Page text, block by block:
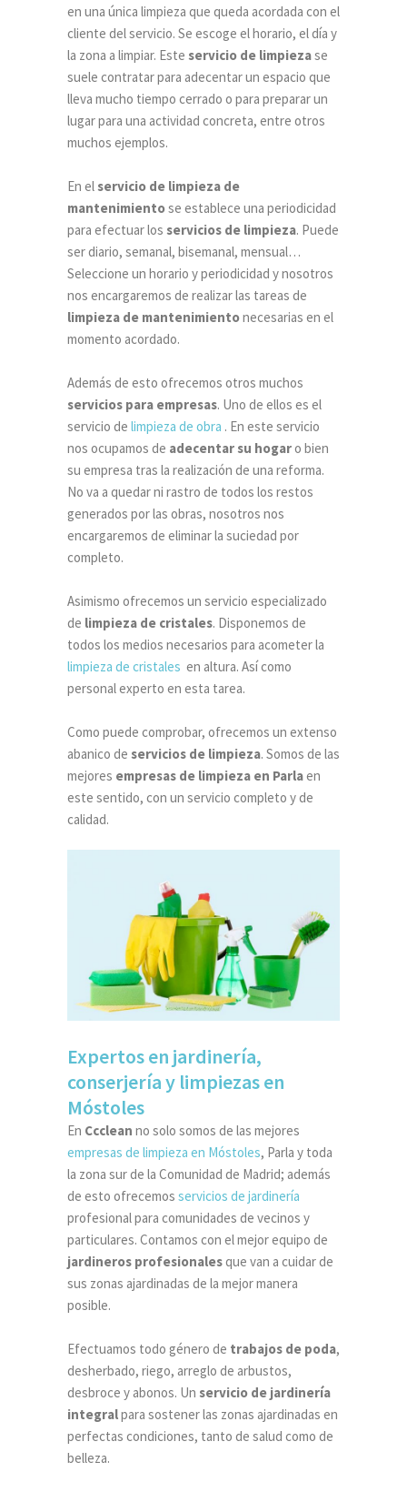
en una única limpieza que queda acordada con el
cliente del servicio. Se escoge el horario, el día y
la zona a limpiar. Este servicio de limpiezase
suele contratar para adecentar un espacio que
lleva mucho tiempo cerrado o para preparar un
lugar para una actividad concreta, entre otros
muchos ejemplos.
En el servicio de limpieza de
mantenimientose establece una periodicidad
para efectuar los servicios de limpieza. Puede
ser diario, semanal, bisemanal, mensual…
Seleccione un horario y periodicidad y nosotros
nos encargaremos de realizar las tareas de
limpieza de mantenimientonecesarias en el
momento acordado.
Además de esto ofrecemos otros muchos
servicios para empresas. Uno de ellos es el
servicio de limpieza de obra . En este servicio
nos ocupamos de adecentar su hogaro bien
su empresa tras la realización de una reforma.
No va a quedar ni rastro de todos los restos
generados por las obras, nosotros nos
encargaremos de eliminar la suciedad por
completo.
Asimismo ofrecemos un servicio especializado
de limpieza de cristales. Disponemos de
todos los medios necesarios para acometer la
limpieza de cristales en altura. Así como
personal experto en esta tarea.
Como puede comprobar, ofrecemos un extenso
abanico de servicios de limpieza. Somos de las
mejores empresas de limpieza en Parlaen
este sentido, con un servicio completo y de
calidad.
Expertos en jardinería,
conserjería y limpiezas en
Móstoles
En Ccclean no solo somos de las mejores
empresas de limpieza en Móstoles, Parla y toda
la zona sur de la Comunidad de Madrid; además
de esto ofrecemos servicios de jardinería
profesional para comunidades de vecinos y
particulares. Contamos con el mejor equipo de
jardineros profesionalesque van a cuidar de
sus zonas ajardinadas de la mejor manera
posible.
Efectuamos todo género de trabajos de poda,
desherbado, riego, arreglo de arbustos,
desbroce y abonos. Un servicio de jardinería
integralpara sostener las zonas ajardinadas en
perfectas condiciones, tanto de salud como de
belleza.